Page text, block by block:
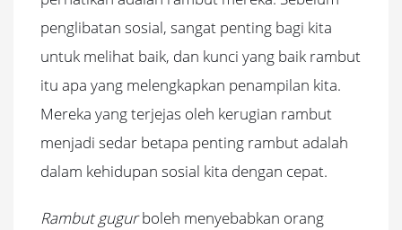
penglibatan sosial, sangat penting bagi kita
untuk melihat baik, dan kunci yang baik rambut
itu apa yang melengkapkan penampilan kita.
Mereka yang terjejas oleh kerugian rambut
menjadi sedar betapa penting rambut adalah
dalam kehidupan sosial kita dengan cepat.
Rambut gugurboleh menyebabkan orang